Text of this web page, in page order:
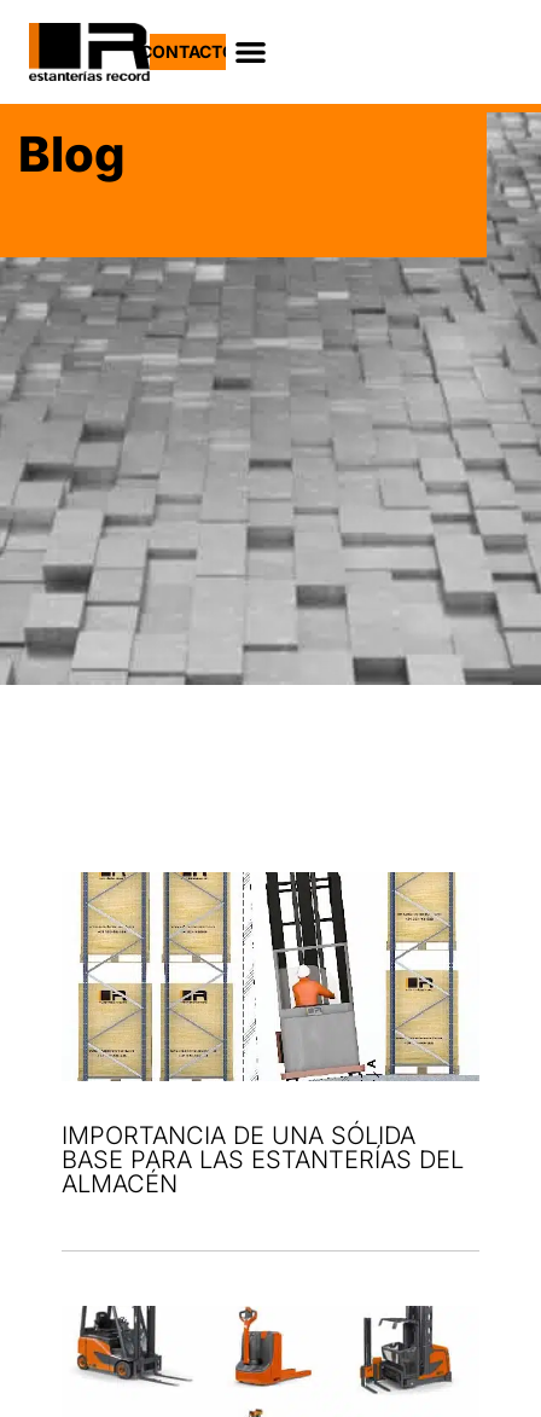
CONTACTO
Blog
IMPORTANCIA DE UNA SÓLIDA
BASE PARA LAS ESTANTERÍAS DEL
ALMACÉN